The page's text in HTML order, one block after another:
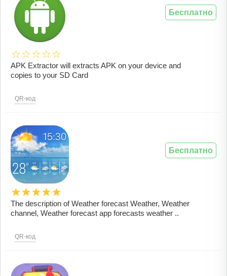
APK Extractor will extracts APK on your device and
copies to your SD Card
QR-код
Бесплатно
The description of Weather forecast Weather, Weather
channel, Weather forecast app forecasts weather ..
QR-код
Бесплатно